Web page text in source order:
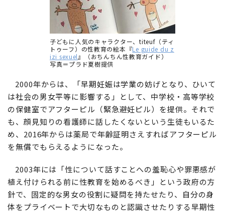
子どもに人気のキャラクター、titeuf（ティ
トゥーフ）の性教育の絵本『Le guide du z
izi sexuel 』（おちんちん性教育ガイド）
写真＝プラド夏樹提供
2000年からは、「早期妊娠は学業の妨げとなり、ひいて
は社会の男女平等に影響する」として、中学校・高等学校
の保健室でアフターピル（緊急避妊ピル）を提供。それで
も、顔見知りの看護師に話したくないという生徒もいるた
め、2016年からは薬局で年齢証明さえすればアフターピル
を無償でもらえるようになった。
2003年には「性について話すことへの羞恥心や罪悪感が
植え付けられる前に性教育を始めるべき」という政府の方
針で、固定的な男女の役割に疑問を持たせたり、自分の身
体をプライベートで大切なものと認識させたりする早期性